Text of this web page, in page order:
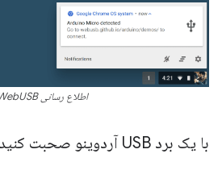
اطلاع رسانی WebUSB.
با یک برد USB آردوینو صحبت کنید